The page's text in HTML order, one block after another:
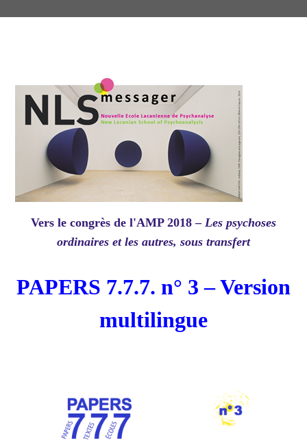
Vers le congrès de l'AMP 2018 – Les psychoses
ordinaires et les autres, sous transfert
PAPERS 7.7.7. n° 3 – Version
multilingue